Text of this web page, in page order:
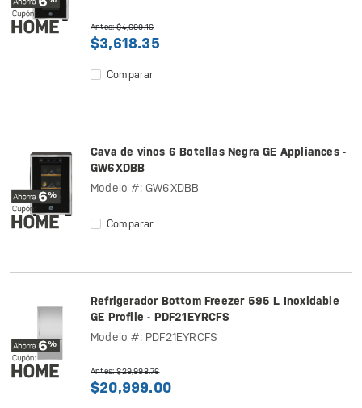
Antes: $4,699.16
$3,618.35
Comparar
Cava de vinos 6 Botellas Negra GE Appliances -
GW6XDBB
Modelo #: GW6XDBB
Comparar
Refrigerador Bottom Freezer 595 L Inoxidable
GE Profile - PDF21EYRCFS
Modelo #: PDF21EYRCFS
Antes: $29,998.76
$20,999.00